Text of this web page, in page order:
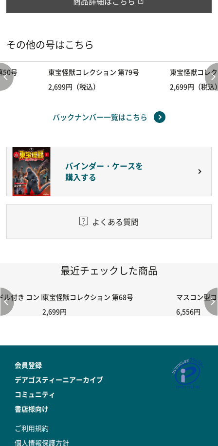
その他の号はこちら
50号
東宝怪獣コレクション 第79号
2,699円（税込）
東宝怪獣コレ
2,699円（税込
バックナンバー一覧はこちら
バインダー・ケースを
購入する
よくある質問
最近チェックした商品
付き コントローラー＆ポイント切り替えスイッチRC-02/C002 /
東宝怪獣コレクション 第68号
2,699円
マスコン型
6,556円
会員登録
デアゴスティーニアーカイブ
コミュニティ
書店様向け
ご利用規約
個人情報保護方針